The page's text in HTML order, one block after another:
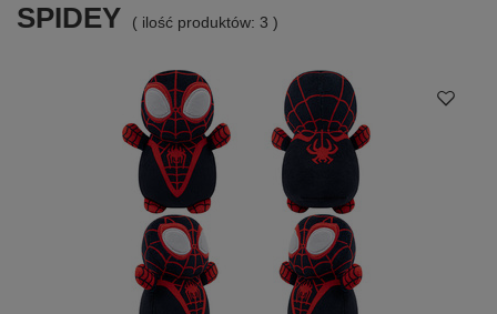
SPIDEY ( ilość produktów: 3 )